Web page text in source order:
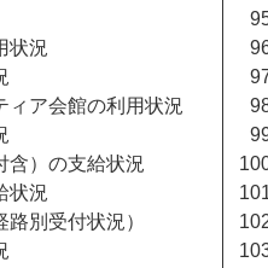
状況
ィア会館の利用状況
含）の支給状況
状況
別受付状況）